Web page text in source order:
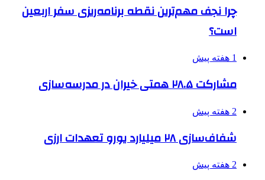
چرا نجف مهم‌ترین نقطه برنامه‌ریزی سفر اربعین
است؟
1 هفته پیش
مشارکت ۲۸.۵ همتی خیران در مدرسه‌سازی
2 هفته پیش
شفاف‌سازی ۲۸ میلیارد یورو تعهدات ارزی
2 هفته پیش